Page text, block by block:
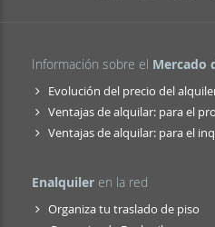
Información sobre el Mercado
Evolución del precio del
Ventajas de alquilar: para el
Ventajas de alquilar: para el
Enalquiler en la red
Organiza tu traslado de piso